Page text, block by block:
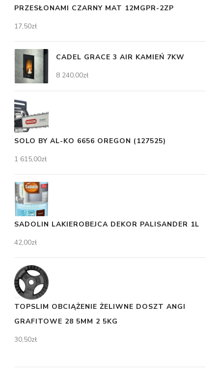
PRZESŁONAMI CZARNY MAT 12MGPR-2ZP
17,50zł
CADEL GRACE 3 AIR KAMIEŃ 7KW
8 240,00zł
SOLO BY AL-KO 6656 OREGON (127525)
1 615,00zł
SADOLIN LAKIEROBEJCA DEKOR PALISANDER 1L
42,00zł
TOPSLIM OBCIĄŻENIE ŻELIWNE DOSZT ANGI
GRAFITOWE 28 5MM 2 5KG
30,50zł